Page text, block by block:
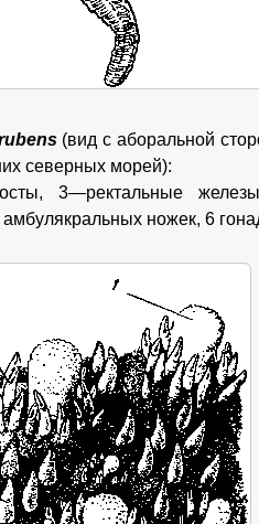
(вид с аборальной
северных морей):
3—ректальные
ножек, 6